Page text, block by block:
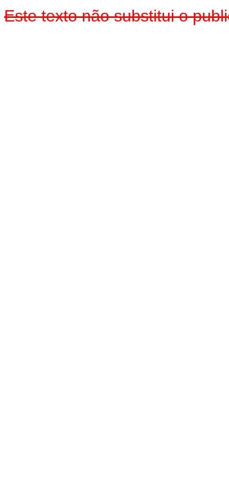
Este texto não substitui o